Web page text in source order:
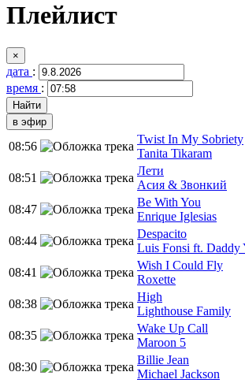
Плейлист
×
дата :
время :
в эфир
08:56
Twist In My Sobriety
Tanita Tikaram
08:51
Лети
Асия & Звонкий
08:47
Be With You
Enrique Iglesias
08:44
Despacito
Luis Fonsi ft. Daddy
08:41
Wish I Could Fly
Roxette
08:38
High
Lighthouse Family
08:35
Wake Up Call
Maroon 5
08:30
Billie Jean
Michael Jackson